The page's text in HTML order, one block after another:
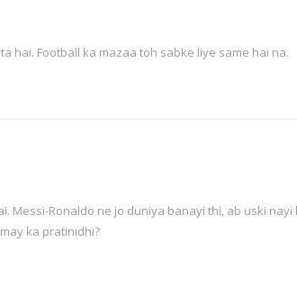
hai. Football ka mazaa toh sabke liye same hai na.
Messi-Ronaldo ne jo duniya banayi thi, ab uski nayi
ka pratinidhi?